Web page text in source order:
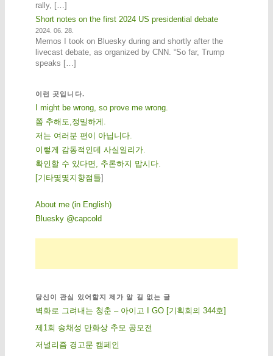
rally, […]
Short notes on the first 2024 US presidential debate
2024. 06. 28.
Memos I took on Bluesky during and shortly after the
livecast debate, as organized by CNN. “So far, Trump
speaks […]
이런 곳입니다.
I might be wrong, so prove me wrong.
쫌 추해도,정밀하게.
저는 여러분 편이 아닙니다.
이렇게 감동적인데 사실일리가.
확인할 수 있다면, 추론하지 맙시다.
[기 타몇 몇 지 향점 들]
About me (in English)
Bluesky @capcold
당신이 관심 있어할지 제가 알 길 없는 글
벽화로 그려내는 청춘 – 아이고 I GO [기획회의 344호]
제1회 송채성 만화상 추모 공모전
저널리즘 경고문 캠페인